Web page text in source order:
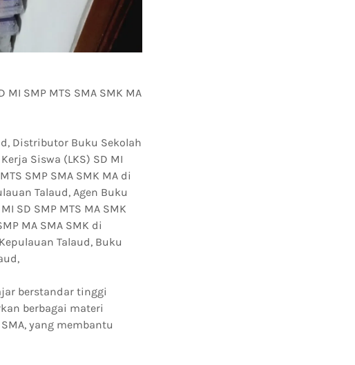
SMP MTS SMA SMK MA
Distributor Buku Sekolah
Siswa (LKS) SD MI
SMP SMA SMK MA di
Talaud, Agen Buku
SD SMP MTS MA SMK
MA SMA SMK di
Talaud, Buku
berstandar tinggi
berbagai materi
yang membantu